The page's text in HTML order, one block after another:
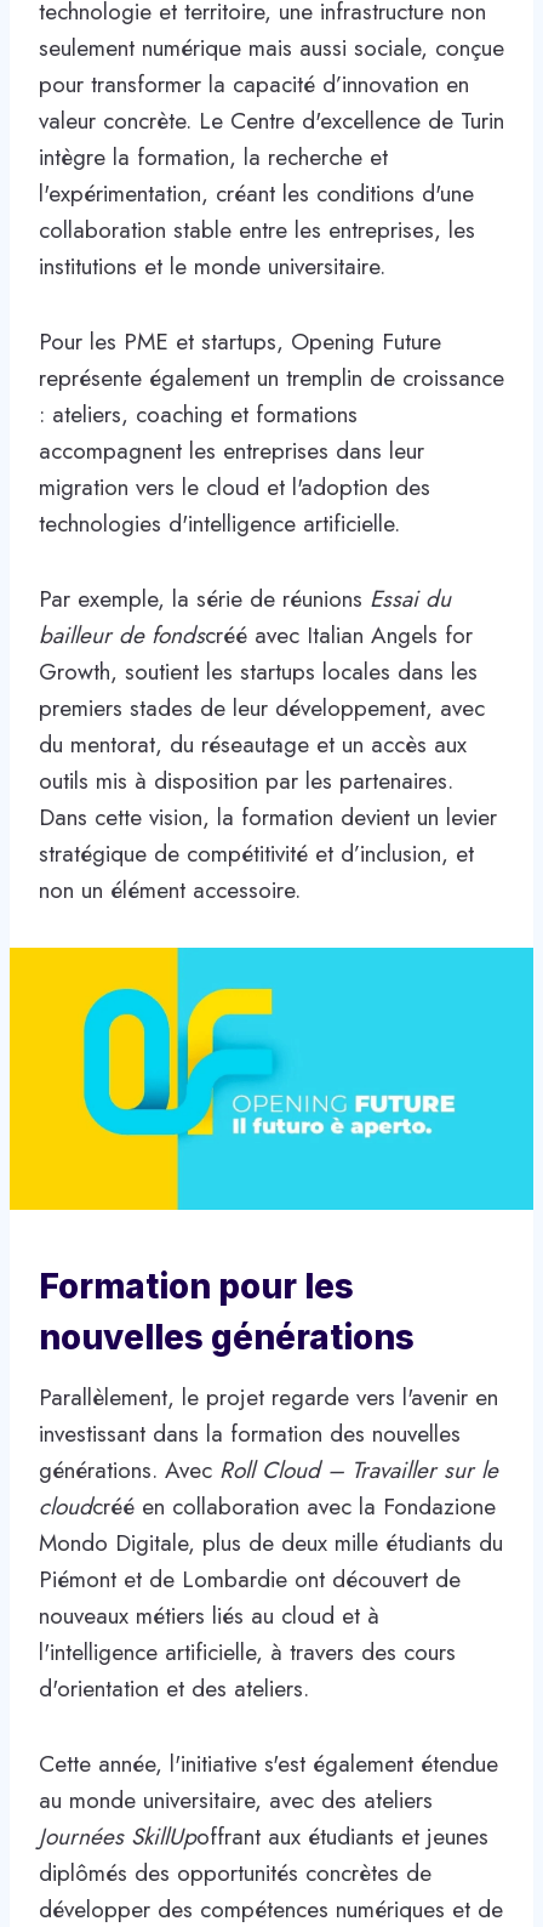
technologie et territoire, une infrastructure non
seulement numérique mais aussi sociale, conçue
pour transformer la capacité d’innovation en
valeur concrète. Le Centre d'excellence de Turin
intègre la formation, la recherche et
l'expérimentation, créant les conditions d'une
collaboration stable entre les entreprises, les
institutions et le monde universitaire.
Pour les PME et startups, Opening Future
représente également un tremplin de croissance
: ateliers, coaching et formations
accompagnent les entreprises dans leur
migration vers le cloud et l'adoption des
technologies d'intelligence artificielle.
Par exemple, la série de réunions Essai du
bailleur de fondscréé avec Italian Angels for
Growth, soutient les startups locales dans les
premiers stades de leur développement, avec
du mentorat, du réseautage et un accès aux
outils mis à disposition par les partenaires.
Dans cette vision, la formation devient un levier
stratégique de compétitivité et d’inclusion, et
non un élément accessoire.
Formation pour les
nouvelles générations
Parallèlement, le projet regarde vers l'avenir en
investissant dans la formation des nouvelles
générations. Avec Roll Cloud – Travailler sur le
cloudcréé en collaboration avec la Fondazione
Mondo Digitale, plus de deux mille étudiants du
Piémont et de Lombardie ont découvert de
nouveaux métiers liés au cloud et à
l'intelligence artificielle, à travers des cours
d'orientation et des ateliers.
Cette année, l'initiative s'est également étendue
au monde universitaire, avec des ateliers
Journées SkillUpoffrant aux étudiants et jeunes
diplômés des opportunités concrètes de
développer des compétences numériques et de